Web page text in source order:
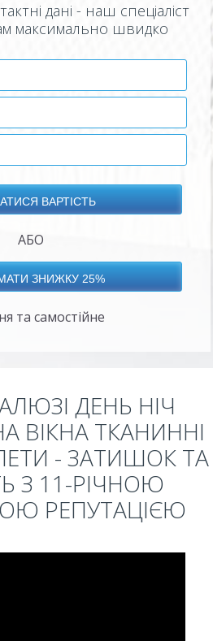
дані - наш спеціаліст
максимально швидко
АБО
та самостійне
ДЕНЬ НІЧ
ВІКНА ТКАНИННІ
- ЗАТИШОК ТА
З 11-РІЧНОЮ
РЕПУТАЦІЄЮ